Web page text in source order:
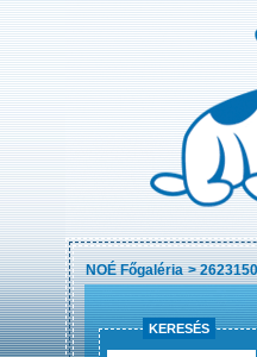
NOÉ Főgaléria >
KERESÉS